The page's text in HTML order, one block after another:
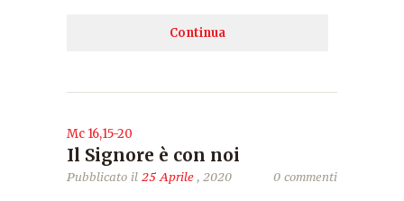
Continua
Mc 16,15-20
Il Signore è con noi
Pubblicato il 25 Aprile, 2020 0 commenti